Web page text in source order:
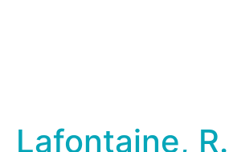
Lafontaine,